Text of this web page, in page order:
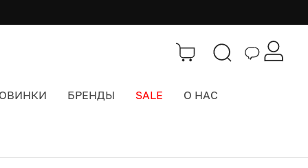
БРЕНДЫ SALE О НАС